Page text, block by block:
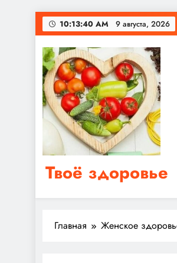
Перейти
к
содержимому
10:13:41 AM 9 августа, 2026
Твоё здоровье
Сайт о правильном питании,
Главная Женское